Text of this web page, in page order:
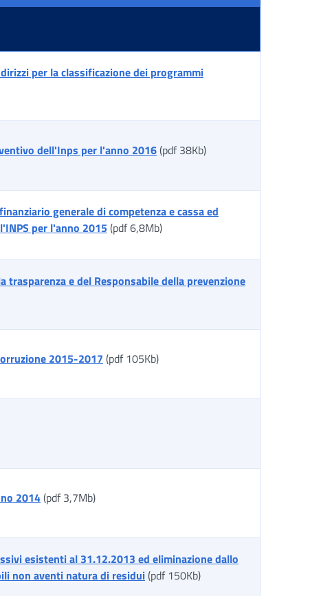
per la classificazione dei programmi
dell'Inps per l'anno 2016(pdf 38Kb)
generale di competenza e cassa ed
per l'anno 2015(pdf 6,8Mb)
trasparenza e del Responsabile della prevenzione
2015-2017 (pdf 105Kb)
2014(pdf 3,7Mb)
esistenti al 31.12.2013 ed eliminazione dallo
non aventi natura di residui(pdf 150Kb)